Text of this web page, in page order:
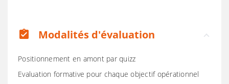
assignment_turned_in Modalités d'évaluation
Positionnement en amont par quizz
Evaluation formative pour chaque objectif opérationnel